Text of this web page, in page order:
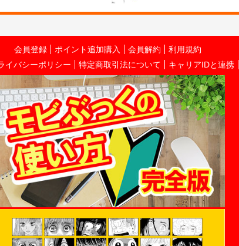
会員登録 ポイント追加購入 会員解約
利用規約
イバシーポリシー 特定商取引法について キャリアIDと連携